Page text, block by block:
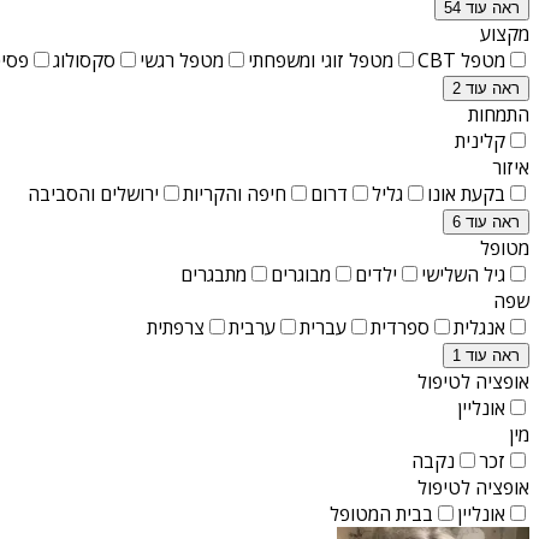
ראה עוד 54
מקצוע
מטפל CBT
מטפל זוגי ומשפחתי מטפל רגשי סקסולוג
ראה עוד 2
התמחות
קלינית
איזור
בקעת אונו
גליל דרום חיפה והקריות ירושלים והסביבה
ראה עוד 6
מטופל
גיל השלישי
ילדים מבוגרים
מתבגרים
שפה
אנגלית
ספרדית עברית ערבית צרפתית
ראה עוד 1
אופציה לטיפול
אונליין
מין
זכר
נקבה
אופציה לטיפול
אונליין
בבית המטופל